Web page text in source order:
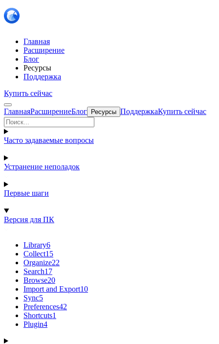
Главная
Расширение
Блог
Ресурсы
Поддержка
Купить сейчас
ГлавнаяРасширениеБлог Ресурсы ПоддержкаКупить сейчас
Часто задаваемые вопросы
Устранение неполадок
Первые шаги
Версия для ПК
Library6
Collect15
Organize22
Search17
Browse20
Import and Export10
Sync5
Preferences42
Shortcuts1
Plugin4